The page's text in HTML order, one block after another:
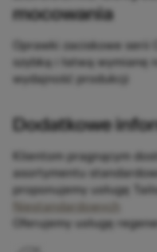
mocowania
Oprawki zaciskowe
szybką i łatwą wymianę
wydajność produkcji
Dodatkowe
Klientom pragnącym
asortymentu
proponujemy usługę
Niestandardowych
Oferujemy usługę